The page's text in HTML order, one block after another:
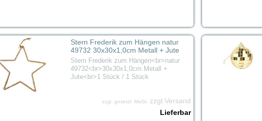
Stern Frederik zum Hängen natur
49732 30x30x1,0cm Metall + Jute
Stern Frederik zum Hängen<br>natur
49732<br>30x30x1,0cm Metall +
Jute<br>1 Stück / 1 Stück
zzgl. gesetzl. MwSt. zzgl.Versand
Lieferbar